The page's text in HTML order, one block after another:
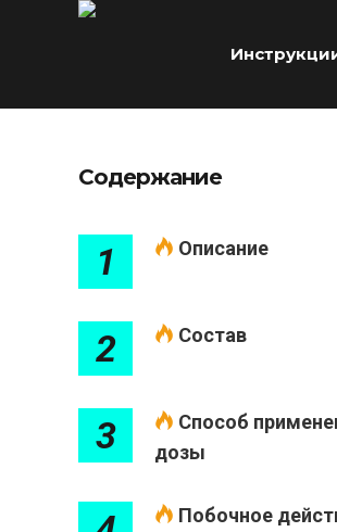
Содержание
1 Описание
2 Состав
3
Способ
дозы
Побочное